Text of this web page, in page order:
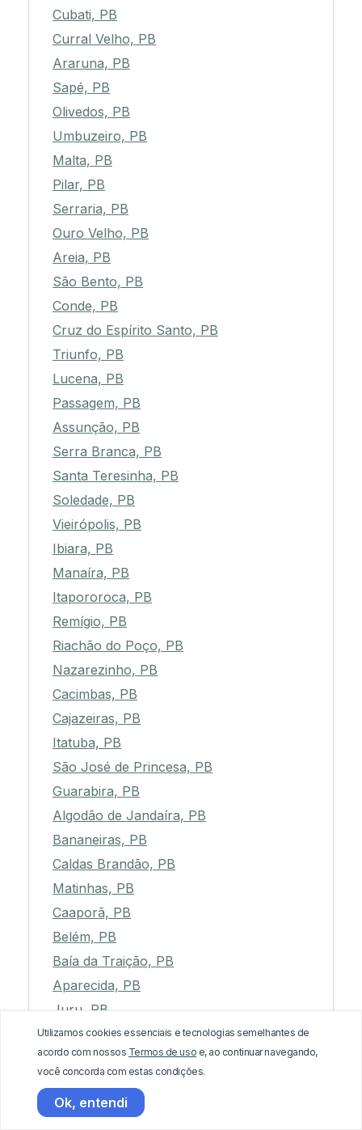
Cubati, PB
Curral Velho, PB
Araruna, PB
Sapé, PB
Olivedos, PB
Umbuzeiro, PB
Malta, PB
Pilar, PB
Serraria, PB
Ouro Velho, PB
Areia, PB
São Bento, PB
Conde, PB
Cruz do Espírito Santo, PB
Triunfo, PB
Lucena, PB
Passagem, PB
Assunção, PB
Serra Branca, PB
Santa Teresinha, PB
Soledade, PB
Vieirópolis, PB
Ibiara, PB
Manaíra, PB
Itapororoca, PB
Remígio, PB
Riachão do Poço, PB
Nazarezinho, PB
Cacimbas, PB
Cajazeiras, PB
Itatuba, PB
São José de Princesa, PB
Guarabira, PB
Algodão de Jandaíra, PB
Bananeiras, PB
Caldas Brandão, PB
Matinhas, PB
Caaporã, PB
Belém, PB
Baía da Traição, PB
Aparecida, PB
Juru, PB
Bonito de Santa Fé, PB
Piancó, PB
Santana dos Garrotes, PB
Utilizamos cookies essenciais e tecnologias semelhantes de
acordo com nossos Termos de uso e, ao continuar navegando,
você concorda com estas condições.
Ok, entendi